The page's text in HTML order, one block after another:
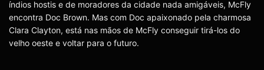
índios hostis e de moradores da cidade nada amigáveis, McFly
encontra Doc Brown. Mas com Doc apaixonado pela charmosa
Clara Clayton, está nas mãos de McFly conseguir tirá-los do
velho oeste e voltar para o futuro.